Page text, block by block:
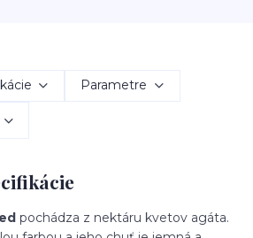
Parametre
pochádza z nektáru kvetov agáta.